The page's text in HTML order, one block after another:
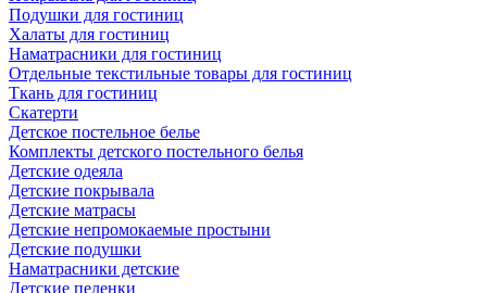
Подушки для гостиниц
Халаты для гостиниц
Наматрасники для гостиниц
Отдельные текстильные товары для гостиниц
Ткань для гостиниц
Скатерти
Детское постельное белье
Комплекты детского постельного белья
Детские одеяла
Детские покрывала
Детские матрасы
Детские непромокаемые простыни
Детские подушки
Наматрасники детские
Детские пеленки